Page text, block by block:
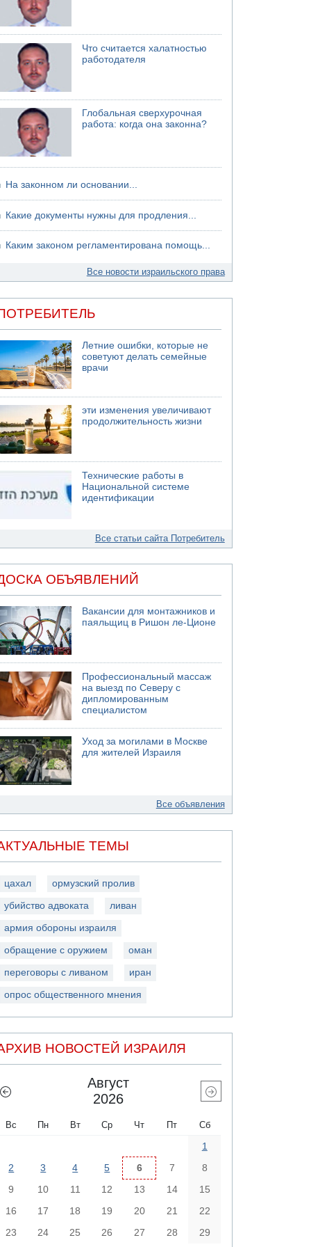
Что считается халатностью
работодателя
Глобальная сверхурочная
работа: когда она законна?
На законном ли основании...
Какие документы нужны для продления...
Каким законом регламентирована помощь...
Все новости израильского права
Летние ошибки, которые не
советуют делать семейные
врачи
эти изменения увеличивают
продолжительность жизни
Технические работы в
Национальной системе
идентификации
Все статьи сайта Потребитель
ОБЪЯВЛЕНИЙ
Вакансии для монтажников и
паяльщиц в Ришон ле-Ционе
Профессиональный массаж
на выезд по Северу с
дипломированным
специалистом
Уход за могилами в Москве
для жителей Израиля
Все объявления
ТЕМЫ
цахал ормузский пролив
убийство адвоката ливан
армия обороны израиля
обращение с оружием оман
переговоры с ливаном иран
опрос общественного мнения
НОВОСТЕЙ ИЗРАИЛЯ
Август
2026
Вс Пн Вт Ср Чт Пт Сб
1
2
3 4 5 6 7
8
9
10 11 12 13 14
15
16
17 18 19 20 21
22
23
24 25 26 27 28 29